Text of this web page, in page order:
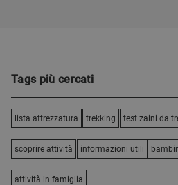
Tags più cercati
lista attrezzatura trekking test zaini da
scoprire attività informazioni utili
attività in famiglia